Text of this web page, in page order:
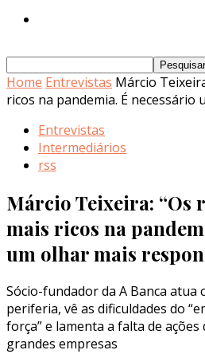
Home Entrevistas Márcio
ricos na pandemia. É necessário
Entrevistas
Intermediários
rss
Márcio Teixeira: “Os
mais ricos na
um olhar mais
Sócio-fundador da A Banca atua
periferia, vê as dificuldades do
força” e lamenta a falta de ações
grandes empresas